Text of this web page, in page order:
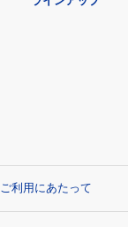
ご利用にあたって